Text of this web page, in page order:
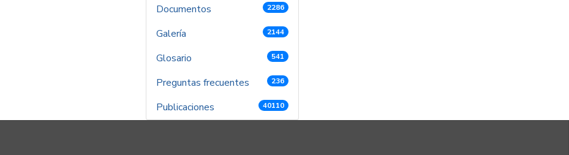
Documentos 2286
Galería 2144
Glosario 541
Preguntas frecuentes 236
Publicaciones 40110